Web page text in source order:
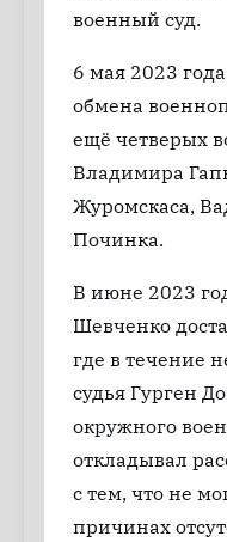
военный суд.
6 мая 2023
обмена
ещё четверых
Владимира
Журомскаса,
Починка.
В июне 2023
Шевченко
где в течение
судья Гурген
окружного
откладывал
с тем, что не
причинах